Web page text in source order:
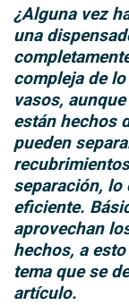
¿Alguna vez
una
compleja de
vasos,
están hechos
pueden
separación, lo
eficiente.
aprovechan
hechos, a
tema que se
artículo.